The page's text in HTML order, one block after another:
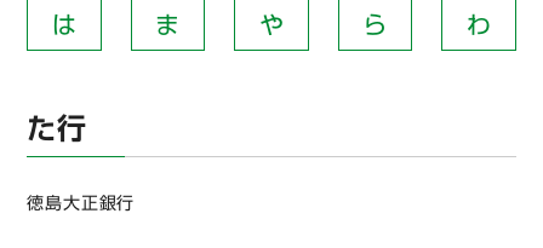
は ま や ら わ
た行
徳島大正銀行